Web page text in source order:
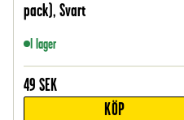
pack), Svart
I lager
49 SEK
KÖP